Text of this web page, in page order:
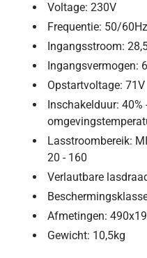
Voltage: 230V
Frequentie: 50/60Hz
Ingangsstroom:
Ingangsvermogen:
Opstartvoltage: 71V
Inschakelduur: 40%
Lasstroombereik:
20 - 160
Verlautbare
Afmetingen:
Gewicht: 10,5kg